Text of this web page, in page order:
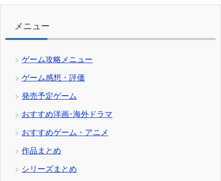
リ
メニュー
ゲーム攻略メニュー
ゲーム感想・評価
発売予定ゲーム
おすすめ洋画･海外ドラマ
おすすめゲーム・アニメ
作品まとめ
シリーズまとめ